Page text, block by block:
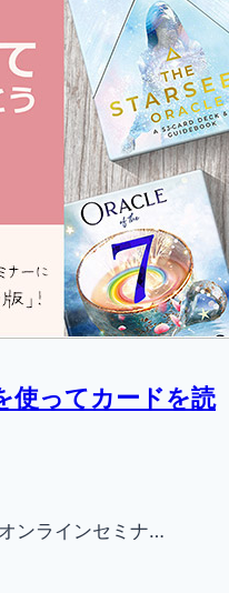
使ってカードを読
ンラインセミナ…